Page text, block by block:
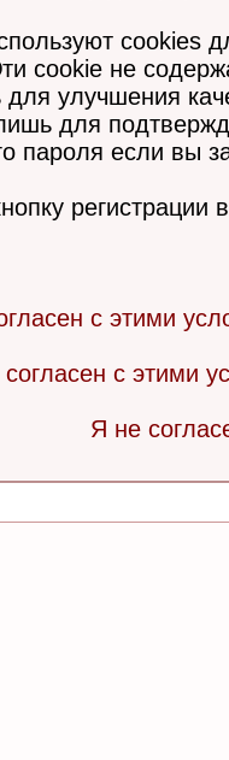
cookies
cookie не
для улучшения
для
пароля если вы
регистрации
с этими
с этими
Я не